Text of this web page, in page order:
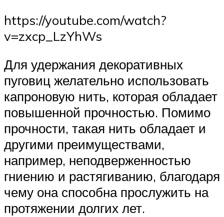
https://youtube.com/watch?
v=zxcp_LzYhWs
Для удержания декоративных
пуговиц желательно использовать
капроновую нить, которая обладает
повышенной прочностью. Помимо
прочности, такая нить обладает и
другими преимуществами,
например, неподверженностью
гниению и растягиванию, благодаря
чему она способна прослужить на
протяжении долгих лет.